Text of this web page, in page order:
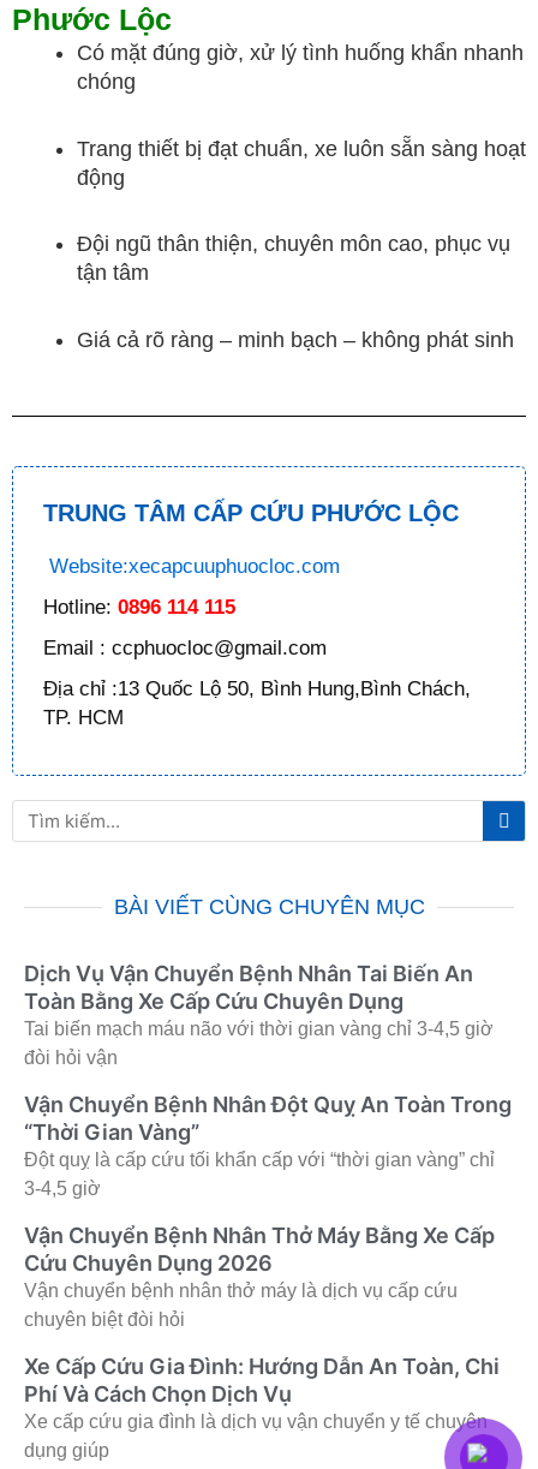
Phước Lộc
Có mặt đúng giờ, xử lý tình huống khẩn nhanh
chóng
Trang thiết bị đạt chuẩn, xe luôn sẵn sàng hoạt
động
Đội ngũ thân thiện, chuyên môn cao, phục vụ
tận tâm
Giá cả rõ ràng – minh bạch – không phát sinh
TRUNG TÂM CẤP CỨU PHƯỚC LỘC
Website:xecapcuuphuocloc.com
Hotline: 0896 114 115
Email : ccphuocloc@gmail.com
Địa chỉ :13 Quốc Lộ 50, Bình Hung,Bình Chách,
TP. HCM
Tìm
kiếm
BÀI VIẾT CÙNG CHUYÊN MỤC
Dịch Vụ Vận Chuyển Bệnh Nhân Tai Biến An
Toàn Bằng Xe Cấp Cứu Chuyên Dụng
Tai biến mạch máu não với thời gian vàng chỉ 3-4,5 giờ
đòi hỏi vận
Vận Chuyển Bệnh Nhân Đột Quỵ An Toàn Trong
“Thời Gian Vàng”
Đột quỵ là cấp cứu tối khẩn cấp với “thời gian vàng” chỉ
3-4,5 giờ
Vận Chuyển Bệnh Nhân Thở Máy Bằng Xe Cấp
Cứu Chuyên Dụng 2026
Vận chuyển bệnh nhân thở máy là dịch vụ cấp cứu
chuyên biệt đòi hỏi
Xe Cấp Cứu Gia Đình: Hướng Dẫn An Toàn, Chi
Phí Và Cách Chọn Dịch Vụ
Xe cấp cứu gia đình là dịch vụ vận chuyển y tế chuyên
dụng giúp